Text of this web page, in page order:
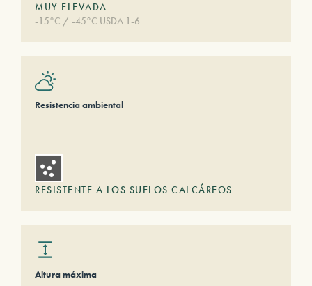
MUY ELEVADA
-15°C / -45°C USDA 1-6
Resistencia ambiental
RESISTENTE A LOS SUELOS CALCÁREOS
Altura máxima